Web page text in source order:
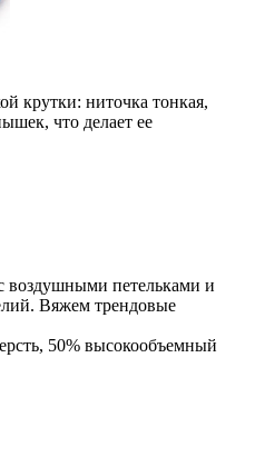
крутки: ниточка тонкая,
что делает ее
воздушными петельками и
Вяжем трендовые
50% высокообъемный